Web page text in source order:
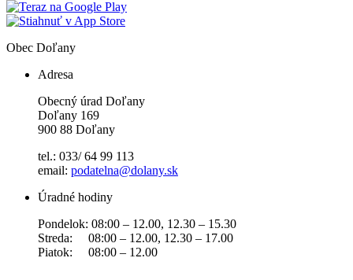
Obec Doľany
Adresa
Obecný úrad Doľany
Doľany 169
900 88 Doľany
tel.: 033/ 64 99 113
email: podatelna@dolany.sk
Úradné hodiny
Pondelok: 08:00 – 12.00, 12.30 – 15.30
Streda: 08:00 – 12.00, 12.30 – 17.00
Piatok: 08:00 – 12.00